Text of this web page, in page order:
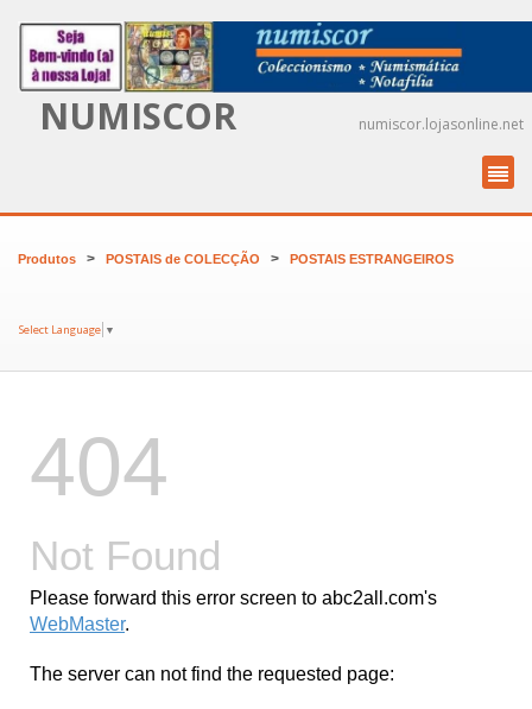
NUMISCOR numiscor.lojasonline.net
Produtos > POSTAIS de COLECÇÃO > POSTAIS ESTRANGEIROS
Select Language ▼